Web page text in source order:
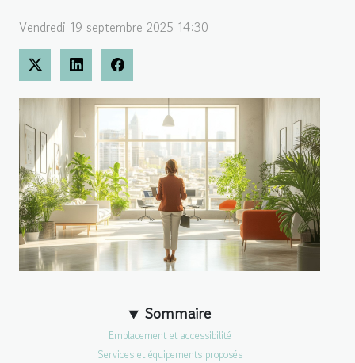
Vendredi 19 septembre 2025 14:30
Sommaire
Emplacement et accessibilité
Services et équipements proposés